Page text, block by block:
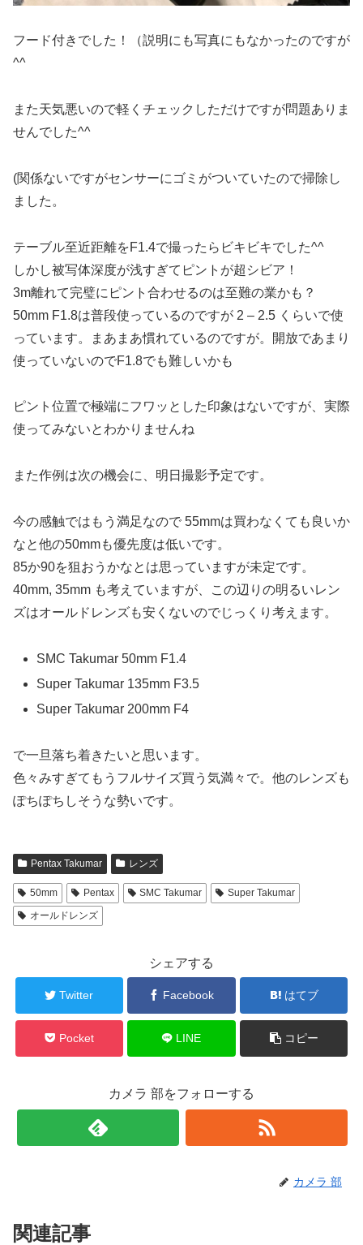
フード付きでした！（説明にも写真にもなかったのですが
^^
また天気悪いので軽くチェックしただけですが問題ありま
せんでした^^
(関係ないですがセンサーにゴミがついていたので掃除し
ました。
テーブル至近距離をF1.4で撮ったらビキビキでした^^
しかし被写体深度が浅すぎてピントが超シビア！
3m離れて完璧にピント合わせるのは至難の業かも？
50mm F1.8は普段使っているのですが 2 – 2.5 くらいで使
っています。まあまあ慣れているのですが。開放であまり
使っていないのでF1.8でも難しいかも
ピント位置で極端にフワッとした印象はないですが、実際
使ってみないとわかりませんね
また作例は次の機会に、明日撮影予定です。
今の感触ではもう満足なので 55mmは買わなくても良いか
なと他の50mmも優先度は低いです。
85か90を狙おうかなとは思っていますが未定です。
40mm, 35mm も考えていますが、この辺りの明るいレン
ズはオールドレンズも安くないのでじっくり考えます。
SMC Takumar 50mm F1.4
Super Takumar 135mm F3.5
Super Takumar 200mm F4
で一旦落ち着きたいと思います。
色々みすぎてもうフルサイズ買う気満々で。他のレンズも
ぽちぽちしそうな勢いです。
Pentax Takumar レンズ
50mm Pentax SMC Takumar
Super Takumar
オールドレンズ
シェアする
Twitter Facebook はてブ
Pocket LINE コピー
カメラ 部をフォローする
カメラ 部
関連記事